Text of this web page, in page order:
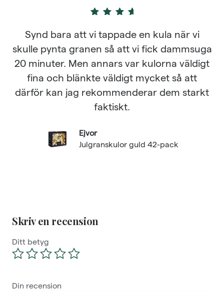
Synd bara att vi tappade en kula när vi
skulle pynta granen så att vi fick dammsuga
20 minuter. Men annars var kulorna väldigt
fina och blänkte väldigt mycket så att
därför kan jag rekommenderar dem starkt
faktiskt.
Ejvor
Julgranskulor guld 42-pack
Skriv en recension
Ditt betyg
Din recension